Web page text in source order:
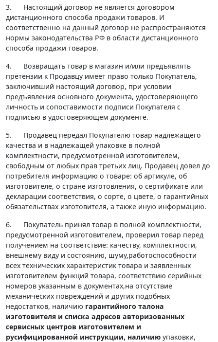
3. Настоящий договор не является договором
дистанционного способа продажи товаров. И
соответственно на данный договор не распространяются
нормы законодательства РФ в области дистанционного
способа продажи товаров.
4. Возвращать товар в магазин и/или предъявлять
претензии к Продавцу имеет право только Покупатель,
заключивший настоящий договор, при условии
предъявления основного документа, удостоверяющего
личность и сопоставимости подписи Покупателя с
подписью в удостоверяющем документе.
5. Продавец передал Покупателю товар надлежащего
качества и в надлежащей упаковке в полной
комплектности, предусмотренной изготовителем,
свободным от любых прав третьих лиц. Продавец довел до
потребителя информацию о товаре: об артикуле, об
изготовителе, о стране изготовления, о сертификате или
декларации соответствия, о сорте, о цвете, о гарантийных
обязательствах изготовителя, а также иную информацию.
6. Покупатель принял товар в полной комплектности,
предусмотренной изготовителем, проверил товар перед
получением на соответствие: качеству, комплектности,
внешнему виду и состоянию, шуму,работоспособности
всех технических характеристик товара и заявленных
изготовителем функций товара, соответствию серийных
номеров указанным в документах,на отсутствие
механических повреждений и других подобных
недостатков, наличию гарантийного талона
изготовителя и списка адресов авторизованных
сервисных центров изготовителем и
русифицированной инструкции, наличию упаковки,